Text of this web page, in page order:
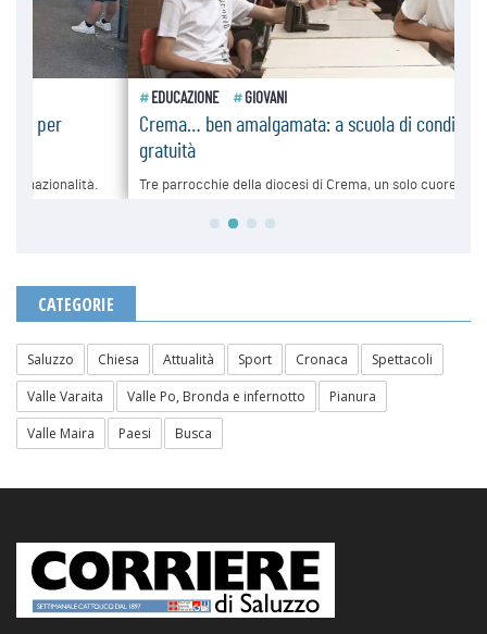
CATEGORIE
Saluzzo Chiesa Attualità Sport Cronaca
Spettacoli
Valle Varaita
Valle Po, Bronda e infernotto
Pianura
Valle Maira
Paesi Busca